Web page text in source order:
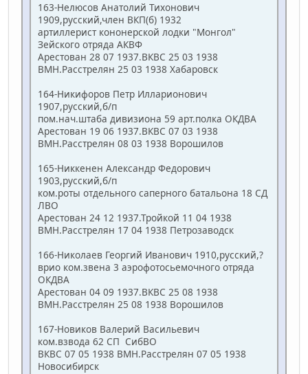
163-Нелюсов Анатолий Тихонович
1909,русский,член ВКП(б) 1932
артиллерист кононерской лодки "Монгол"
Зейского отряда АКВФ
Арестован 28 07 1937.ВКВС 25 03 1938
ВМН.Расстрелян 25 03 1938 Хабаровск
164-Никифоров Петр Илларионович
1907,русский,б/п
пом.нач.штаба дивизиона 59 арт.полка ОКДВА
Арестован 19 06 1937.ВКВС 07 03 1938
ВМН.Расстрелян 08 03 1938 Ворошилов
165-Никкенен Александр Федорович
1903,русский,б/п
ком.роты отдельного саперного батальона 18 СД
ЛВО
Арестован 24 12 1937.Тройкой 11 04 1938
ВМН.Расстрелян 17 04 1938 Петрозаводск
166-Николаев Георгий Иванович 1910,русский,?
врио ком.звена 3 аэрофотосьемочного отряда
ОКДВА
Арестован 04 09 1937.ВКВС 25 08 1938
ВМН.Расстрелян 25 08 1938 Ворошилов
167-Новиков Валерий Васильевич
ком.взвода 62 СП СибВО
ВКВС 07 05 1938 ВМН.Расстрелян 07 05 1938
Новосибирск